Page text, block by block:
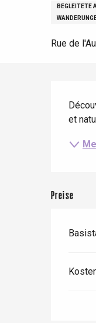
Um
Die
Mit
Gut
BEGLEITETE
Rue de
et
Preise